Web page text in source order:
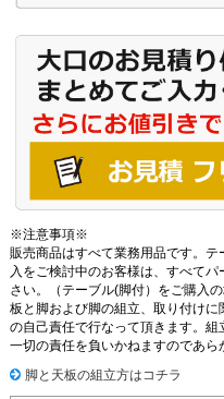
※注意事項※
販売商品はすべて業務用品です。
入をご検討中のお客様は、すべて
さい。（テーブル(脚付）をご購入
板と脚および脚の組立、取り付け
の自己責任で行なって頂きます。組
一切の責任を負いかねますのであら
脚と天板の組立方はコチラ